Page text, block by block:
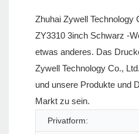
Zhuhai Zywell
ZY3310 3inch Schwarz -
etwas anderes. Das
Zywell Technology Co.,
und unsere Produkte und
Markt zu sein.
Privatform: